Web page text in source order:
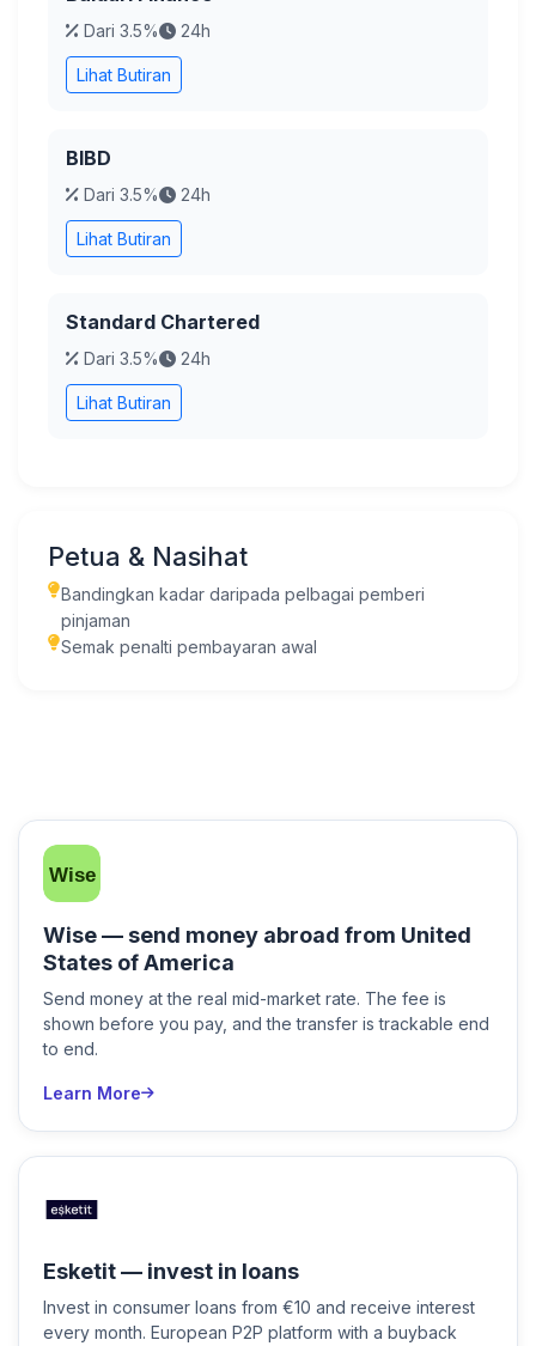
Dari 3.5% 24h
Lihat Butiran
BIBD
Dari 3.5% 24h
Lihat Butiran
Standard Chartered
Dari 3.5% 24h
Lihat Butiran
Petua & Nasihat
Bandingkan kadar daripada pelbagai pemberi
pinjaman
Semak penalti pembayaran awal
Wise — send money abroad from United
States of America
Send money at the real mid-market rate. The fee is
shown before you pay, and the transfer is trackable end
to end.
Learn More
Esketit — invest in loans
Invest in consumer loans from €10 and receive interest
every month. European P2P platform with a buyback